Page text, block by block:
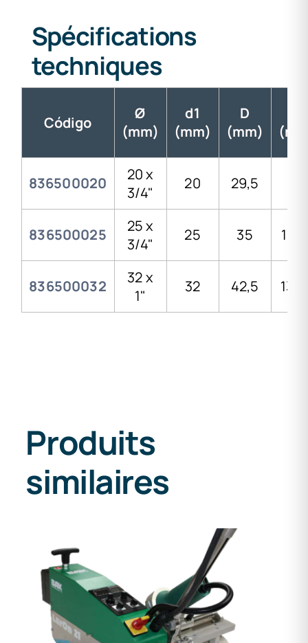
Spécifications
techniques
Código
Ø
(mm)
d1
(mm)
D
(mm)
836500020
20 x
3/4"
20 29,5
836500025
25 x
3/4"
25 35
836500032
32 x
1"
32 42,5
Produits
similaires
DETAILS